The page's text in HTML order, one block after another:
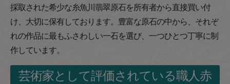
採取された希少な糸魚川翡翠原石を所有者から直接買い付
け、大切に保有しております。豊富な原石の中から、それぞ
れの作品に最もふさわしい一石を選び、一つひとつ丁寧に制
作しています。
芸術家として評価されている職人赤